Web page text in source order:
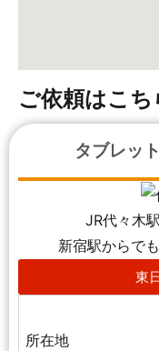
ご依頼はこち
タブレッ
JR代々木
新宿駅からで
東
所在地